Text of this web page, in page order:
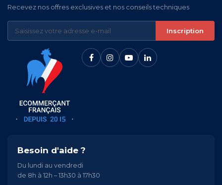
Recevez nos offres exclusives et nos conseils techniques
Inscription
Besoin d'aide ?
Du lundi au vendredi
de 8h à 12h – 13h30 à 17h30